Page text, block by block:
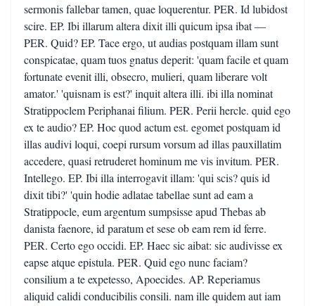
sermonis fallebar tamen, quae loquerentur. PER. Id lubidost
scire. EP. Ibi illarum altera dixit illi quicum ipsa ibat —
PER. Quid? EP. Tace ergo, ut audias postquam illam sunt
conspicatae, quam tuos gnatus deperit: 'quam facile et quam
fortunate evenit illi, obsecro, mulieri, quam liberare volt
amator.' 'quisnam is est?' inquit altera illi. ibi illa nominat
Stratippoclem Periphanai filium. PER. Perii hercle. quid ego
ex te audio? EP. Hoc quod actum est. egomet postquam id
illas audivi loqui, coepi rursum vorsum ad illas pauxillatim
accedere, quasi retruderet hominum me vis invitum. PER.
Intellego. EP. Ibi illa interrogavit illam: 'qui scis? quis id
dixit tibi?' 'quin hodie adlatae tabellae sunt ad eam a
Stratippocle, eum argentum sumpsisse apud Thebas ab
danista faenore, id paratum et sese ob eam rem id ferre.
PER. Certo ego occidi. EP. Haec sic aibat: sic audivisse ex
eapse atque epistula. PER. Quid ego nunc faciam?
consilium a te expetesso, Apoecides. AP. Reperiamus
aliquid calidi conducibilis consili. nam ille quidem aut iam